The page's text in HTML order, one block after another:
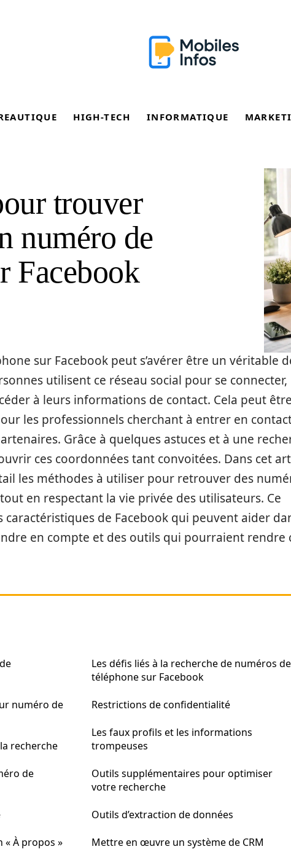
HIGH-TECH INFORMATIQUE
trouver
numéro de
Facebook
sur Facebook peut s’avérer être un véritable
utilisent ce réseau social pour se connecter,
à leurs informations de contact. Cela peut être
les professionnels cherchant à entrer en
Grâce à quelques astuces et à une
ces coordonnées tant convoitées. Dans cet
les méthodes à utiliser pour retrouver des
en respectant la vie privée des utilisateurs. Ce
de Facebook qui peuvent aider
en compte et des outils qui pourraient rendre
numéro de
recherche
de
« À propos »
Les défis liés à la recherche de numéros de
téléphone sur Facebook
Restrictions de confidentialité
Les faux profils et les informations
trompeuses
Outils supplémentaires pour optimiser
votre recherche
Outils d’extraction de données
Mettre en œuvre un système de CRM